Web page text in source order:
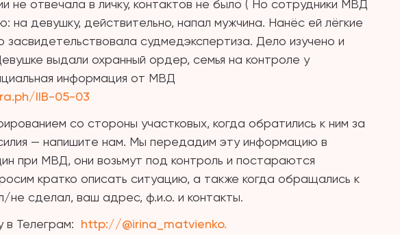
не отвечала в личку, контактов не было ( Но сотрудники МВД
на девушку, действительно, напал мужчина. Нанёс ей лёгкие
засвидетельствовала судмедэкспертиза. Дело изучено и
выдали охранный ордер, семья на контроле у
информация от МВД
IIB-05-03
со стороны участковых, когда обратились к ним за
— напишите нам. Мы передадим эту информацию в
при МВД, они возьмут под контроль и постараются
кратко описать ситуацию, а также когда обращались к
не сделал, ваш адрес, ф.и.о. и контакты.
в Телеграм: http://@irina_matvienko.